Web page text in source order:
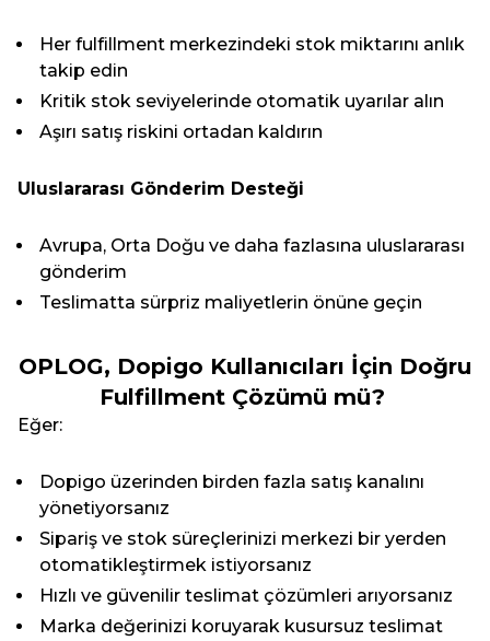
Her fulfillment merkezindeki stok miktarını anlık
takip edin
Kritik stok seviyelerinde otomatik uyarılar alın
Aşırı satış riskini ortadan kaldırın
Uluslararası Gönderim Desteği
Avrupa, Orta Doğu ve daha fazlasına uluslararası
gönderim
Teslimatta sürpriz maliyetlerin önüne geçin
OPLOG, Dopigo Kullanıcıları İçin Doğru
Fulfillment Çözümü mü?
Eğer:
Dopigo üzerinden birden fazla satış kanalını
yönetiyorsanız
Sipariş ve stok süreçlerinizi merkezi bir yerden
otomatikleştirmek istiyorsanız
Hızlı ve güvenilir teslimat çözümleri arıyorsanız
Marka değerinizi koruyarak kusursuz teslimat